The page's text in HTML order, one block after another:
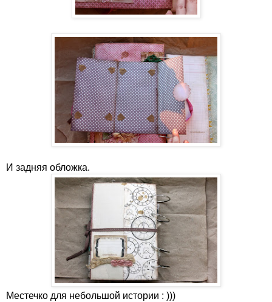
И задняя обложка.
Местечко для небольшой истории : )))